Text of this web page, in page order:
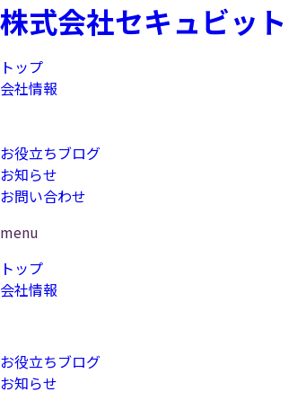
株式会社セキュビット
トップ
会社情報
お役立ちブログ
お知らせ
お問い合わせ
menu
トップ
会社情報
お役立ちブログ
お知らせ